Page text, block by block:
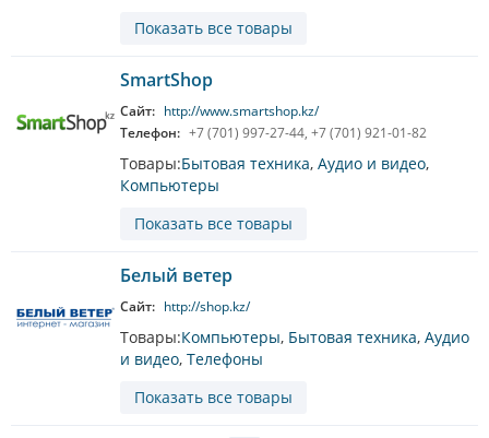
Показать все товары
SmartShop
Сайт: http://www.smartshop.kz/
Телефон: +7 (701) 997-27-44, +7 (701) 921-01-82
Товары:Бытовая техника, Аудио и видео,
Компьютеры
Показать все товары
Белый ветер
Сайт: http://shop.kz/
Товары:Компьютеры, Бытовая техника, Аудио
и видео, Телефоны
Показать все товары